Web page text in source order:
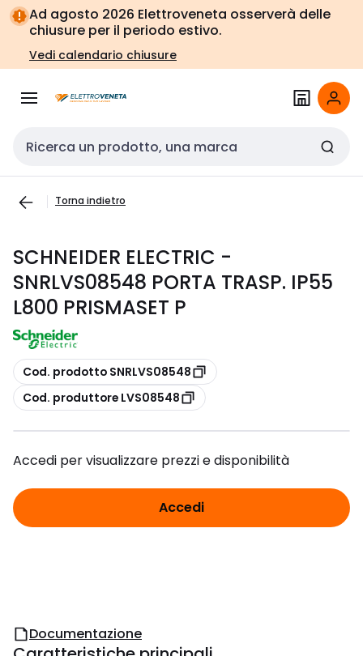
Vai alla
navigazione
Vai
alla
pagina
Ad agosto 2026 Elettroveneta osserverà delle
chiusure per il periodo estivo.
Vedi calendario chiusure
Cerca input
Torna indietro
SCHNEIDER ELECTRIC -
SNRLVS08548 PORTA TRASP. IP55
L800 PRISMASET P
copia
Cod. prodotto SNRLVS08548
copia
Cod. produttore LVS08548
Accedi per visualizzare prezzi e disponibilità
Accedi
Documentazione